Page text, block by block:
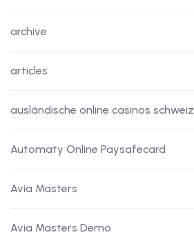
archive
articles
ausländische online casinos schweiz
Automaty Online Paysafecard
Avia Masters
Avia Masters Demo